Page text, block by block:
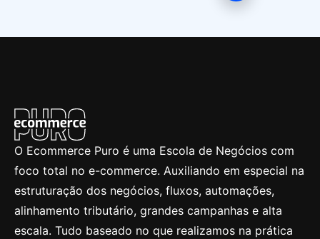
O Ecommerce Puro é uma Escola de Negócios com
foco total no e-commerce. Auxiliando em especial na
estruturação dos negócios, fluxos, automações,
alinhamento tributário, grandes campanhas e alta
escala. Tudo baseado no que realizamos na prática